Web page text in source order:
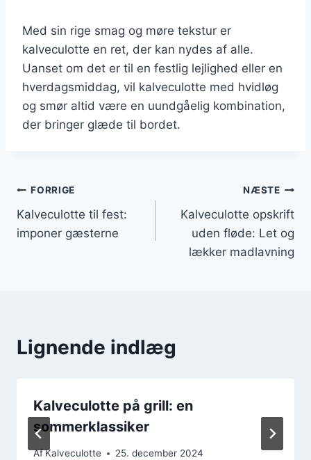
Med sin rige smag og møre tekstur er
kalveculotte en ret, der kan nydes af alle.
Uanset om det er til en festlig lejlighed eller en
hverdagsmiddag, vil kalveculotte med hvidløg
og smør altid være en uundgåelig kombination,
der bringer glæde til bordet.
Indlægsnavigation
FORRIGE
Kalveculotte til fest:
imponer gæsterne
NÆSTE
Kalveculotte opskrift
uden fløde: Let og
lækker madlavning
Lignende indlæg
Kalveculotte på grill: en
sommerklassiker
AfKalveculotte 25. december 2024